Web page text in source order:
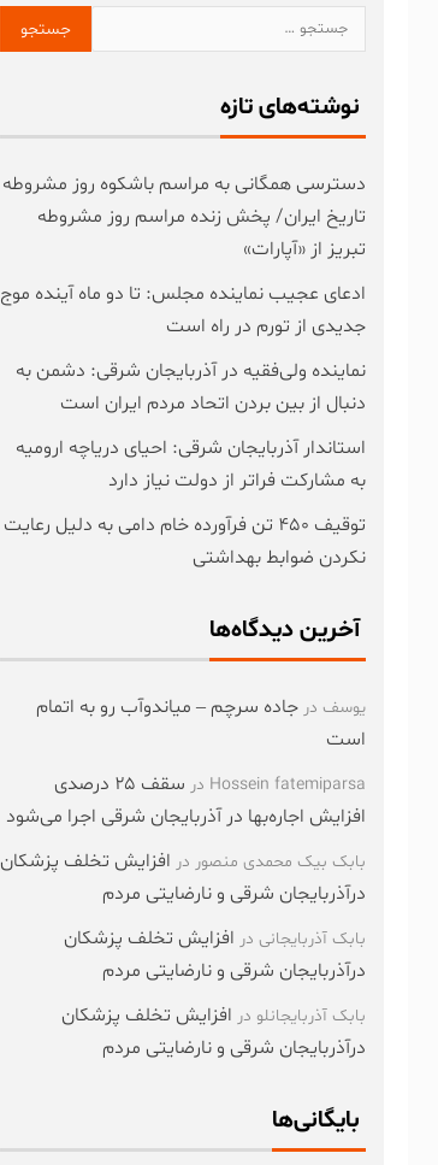
نوشته‌های تازه
دسترسی همگانی به مراسم باشکوه روز مشروطه
تاریخ ایران/ پخش زنده مراسم روز مشروطه
تبریز از «آپارات»
ادعای عجیب نماینده مجلس: تا دو ماه آینده موج
جدیدی از تورم در راه است
نماینده ولی‌فقیه در آذربایجان شرقی: دشمن به
دنبال از بین بردن اتحاد مردم ایران است
استاندار آذربایجان شرقی: احیای دریاچه ارومیه
به مشارکت فراتر از دولت نیاز دارد
توقیف ۴۵۰ تن فرآورده خام دامی به دلیل رعایت
نکردن ضوابط بهداشتی
آخرین دیدگاه‌ها
یوسف درجاده سرچم – میاندوآب رو به اتمام
است
Hossein fatemiparsa در
سقف ۲۵ درصدی
افزایش اجاره‌بها در آذربایجان شرقی اجرا می‌شود
بابک بیک محمدی منصور در افزایش تخلف پزشکان
درآذربایجان شرقی و نارضایتی مردم
بابک آذربایجانی در افزایش تخلف پزشکان
درآذربایجان شرقی و نارضایتی مردم
بابک آذربایجانلو در افزایش تخلف پزشکان
درآذربایجان شرقی و نارضایتی مردم
بایگانی‌ها